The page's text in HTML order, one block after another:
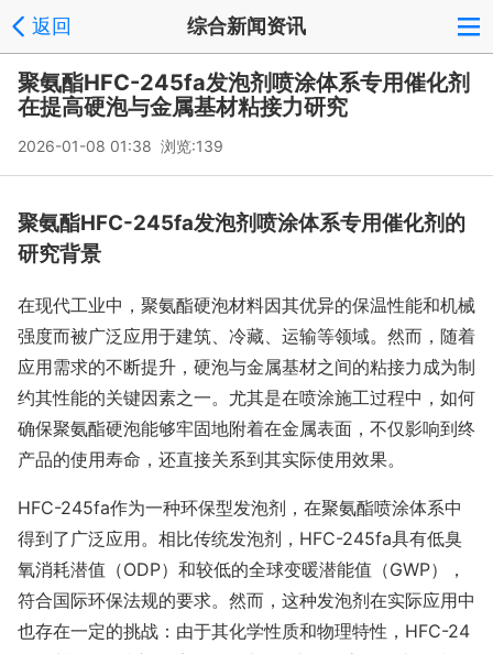
返回 综合新闻资讯
聚氨酯HFC-245fa发泡剂喷涂体系专用催化剂
在提高硬泡与金属基材粘接力研究
2026-01-08 01:38 浏览:139
聚氨酯HFC-245fa发泡剂喷涂体系专用催化剂的
研究背景
在现代工业中，聚氨酯硬泡材料因其优异的保温性能和机械
强度而被广泛应用于建筑、冷藏、运输等领域。然而，随着
应用需求的不断提升，硬泡与金属基材之间的粘接力成为制
约其性能的关键因素之一。尤其是在喷涂施工过程中，如何
确保聚氨酯硬泡能够牢固地附着在金属表面，不仅影响到终
产品的使用寿命，还直接关系到其实际使用效果。
HFC-245fa作为一种环保型发泡剂，在聚氨酯喷涂体系中
得到了广泛应用。相比传统发泡剂，HFC-245fa具有低臭
氧消耗潜值（ODP）和较低的全球变暖潜能值（GWP），
符合国际环保法规的要求。然而，这种发泡剂在实际应用中
也存在一定的挑战：由于其化学性质和物理特性，HFC-24